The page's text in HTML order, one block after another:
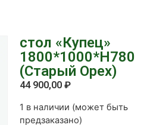
стол «Купец»
1800*1000*Н780
(Старый Орех)
44 900,00 ₽
1 в наличии (может быть
предзаказано)